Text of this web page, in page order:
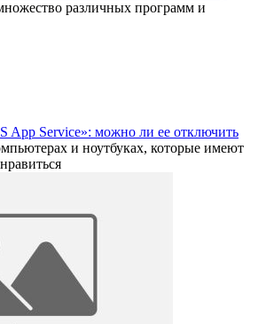
различных программ и
App Service»: можно ли ее отключить
и ноутбуках, которые имеют